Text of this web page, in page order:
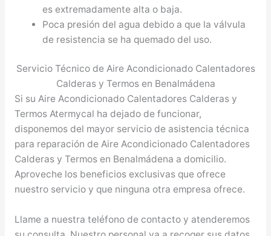
es extremadamente alta o baja.
Poca presión del agua debido a que la válvula
de resistencia se ha quemado del uso.
Servicio Técnico de Aire Acondicionado Calentadores
Calderas y Termos en Benalmádena
Si su Aire Acondicionado Calentadores Calderas y
Termos Atermycal ha dejado de funcionar,
disponemos del mayor servicio de asistencia técnica
para reparación de Aire Acondicionado Calentadores
Calderas y Termos en Benalmádena a domicilio.
Aproveche los beneficios exclusivas que ofrece
nuestro servicio y que ninguna otra empresa ofrece.
Llame a nuestra teléfono de contacto y atenderemos